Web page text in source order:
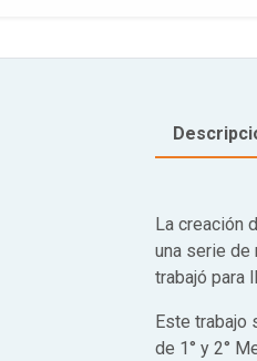
La creación
una serie de
trabajó para
Este trabajo
de 1° y 2°